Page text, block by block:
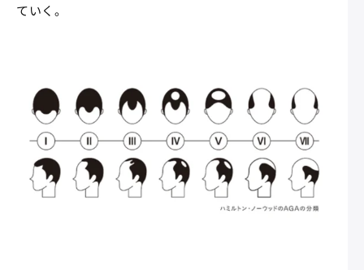
ていく。